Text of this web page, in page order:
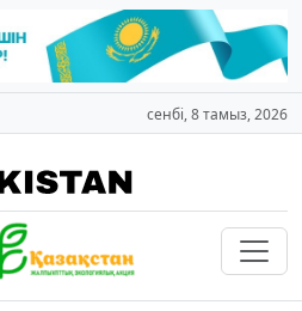
сенбі, 8 тамыз, 2026